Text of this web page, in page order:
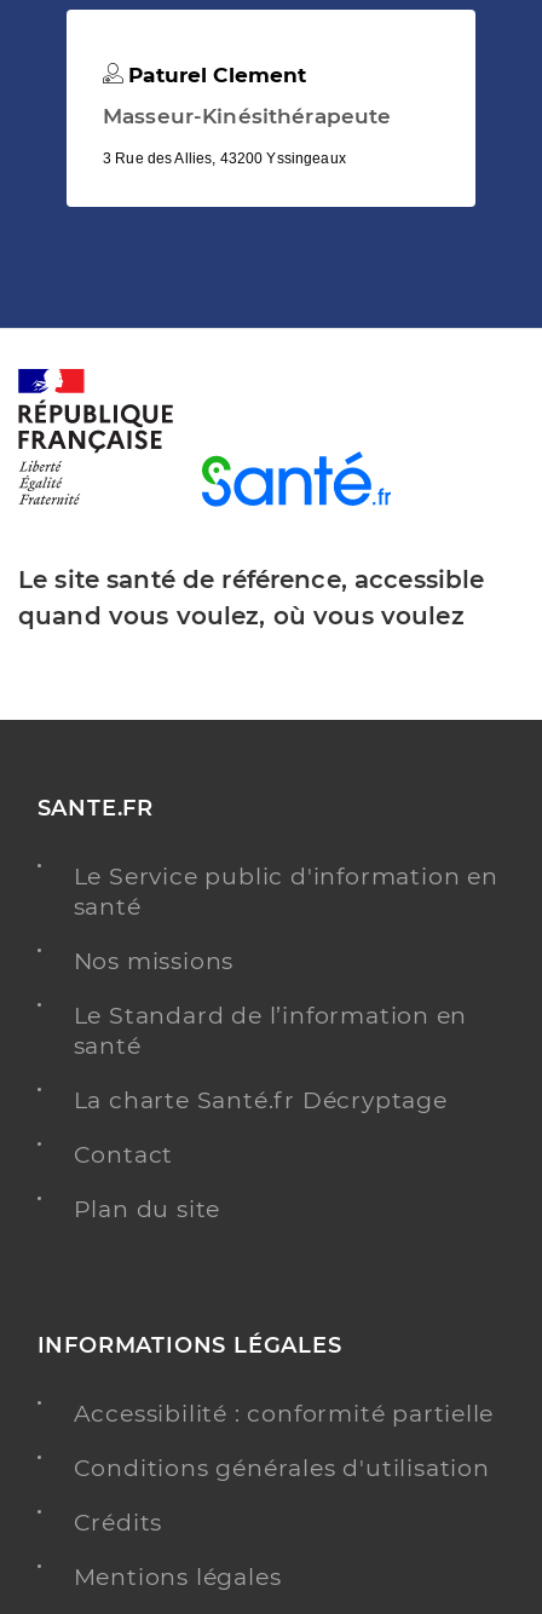
Paturel Clement
Masseur-Kinésithérapeute
3 Rue des Allies, 43200 Yssingeaux
Le site santé de référence, accessible
quand vous voulez, où vous voulez
SANTE.FR
Le Service public d'information en
santé
Nos missions
Le Standard de l’information en
santé
La charte Santé.fr Décryptage
Contact
Plan du site
INFORMATIONS LÉGALES
Accessibilité : conformité partielle
Conditions générales d'utilisation
Crédits
Mentions légales